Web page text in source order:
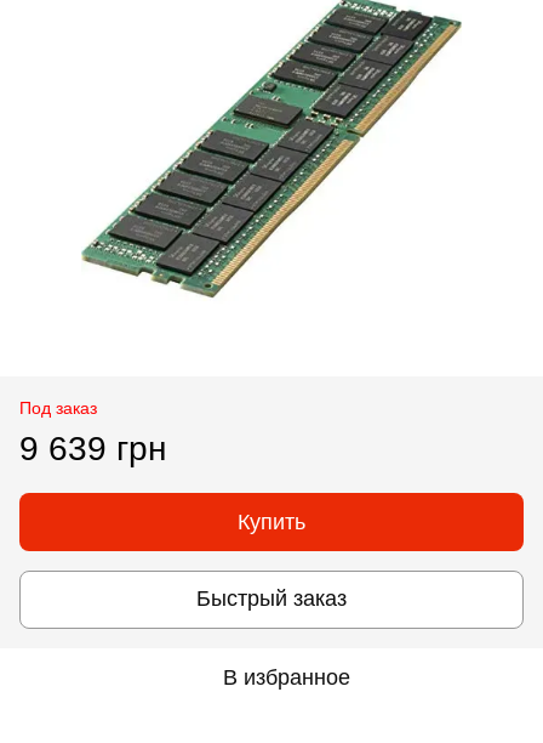
Под заказ
9 639 грн
Купить
Быстрый заказ
В избранное